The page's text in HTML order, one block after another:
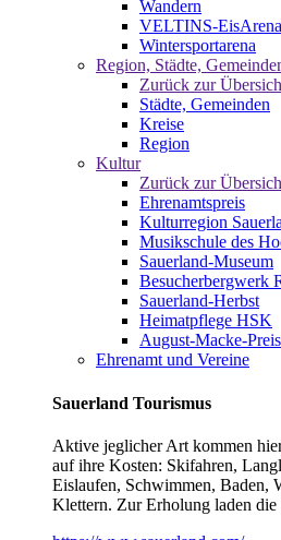
Wandern
VELTINS-EisArena
Wintersportarena
Region, Städte,
Zurück zur
Städte, Gemeinden
Kreise
Region
Kultur
Zurück zur
Ehrenamtspreis
Kulturregion
Musikschule des
Sauerland-Museum
Besucherbergwerk
Sauerland-Herbst
Heimatpflege HSK
August-Macke-Preis
Ehrenamt und Vereine
Sauerland Tourismus
Aktive jeglicher Art kommen
auf ihre Kosten: Skifahren,
Eislaufen, Schwimmen, Baden,
Klettern. Zur Erholung laden die